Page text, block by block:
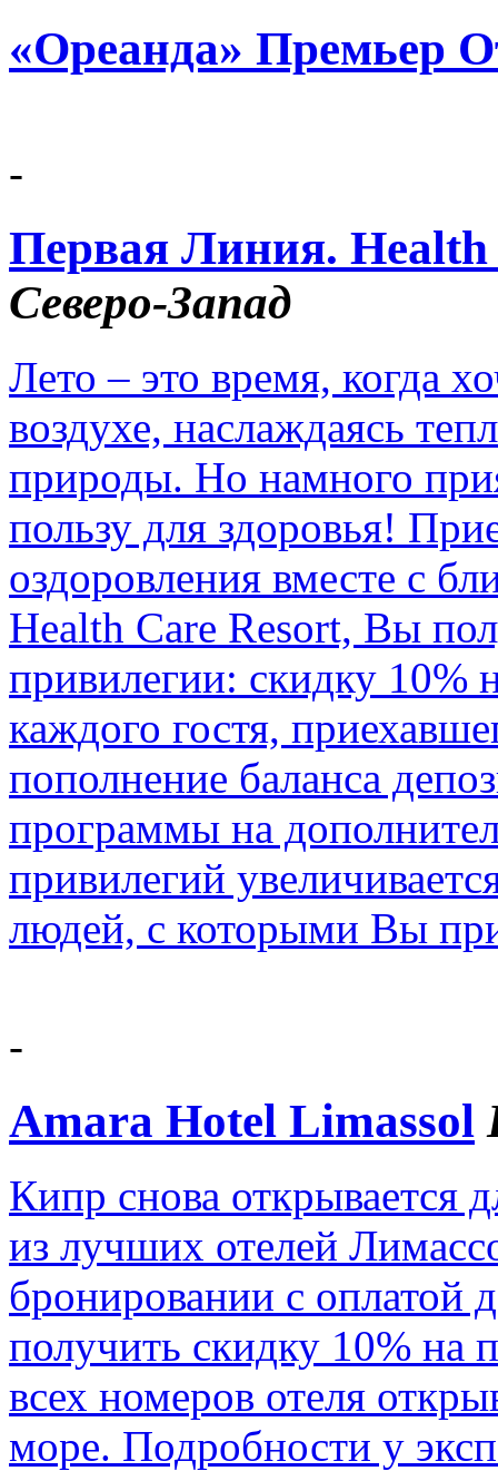
«Ореанда» Премьер
-
Первая Линия. Health
Северо-Запад
Лето – это время, когда
воздухе, наслаждаясь
природы. Но намного
пользу для здоровья!
оздоровления вместе с
Health Care Resort, Вы
привилегии: скидку 10%
каждого гостя,
пополнение баланса
программы на
привилегий
людей, с которыми Вы
-
Amara Hotel Limassol
Кипр снова открывается
из лучших отелей
бронировании с оплатой
получить скидку 10% на
всех номеров отеля
море. Подробности у